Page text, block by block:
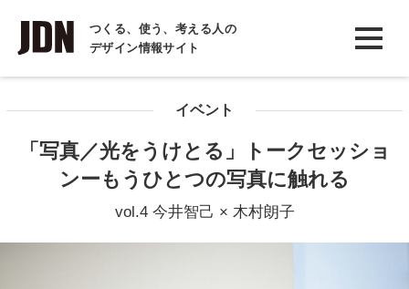
つくる、使う、考える人の
デザイン情報サイト
INTERVIEW
インタビュー
COLUMN
イベント
「写真／光をうけとる」トークセッショ
ンーもうひとつの写真に触れる
vol.4 今井智己 × 木村朗子